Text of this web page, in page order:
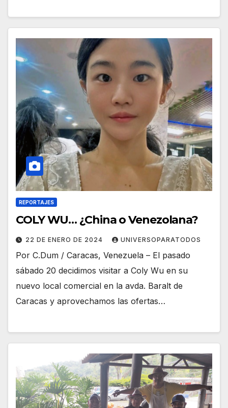
REPORTAJES
COLY WU… ¿China o Venezolana?
22 DE ENERO DE 2024 UNIVERSOPARATODOS
Por C.Dum / Caracas, Venezuela – El pasado
sábado 20 decidimos visitar a Coly Wu en su
nuevo local comercial en la avda. Baralt de
Caracas y aprovechamos las ofertas…